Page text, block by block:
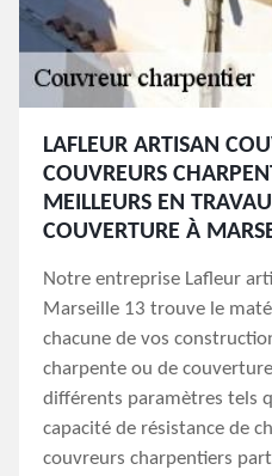
LAFLEUR ARTISAN
COUVREURS
MEILLEURS EN
COUVERTURE À
Notre entreprise Lafleur
Marseille 13 trouve le
chacune de vos
charpente ou de
différents paramètres tels
capacité de résistance de
couvreurs charpentiers